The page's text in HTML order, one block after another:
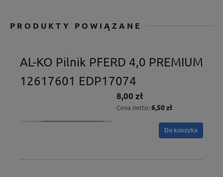
PRODUKTY POWIĄZANE
AL-KO Pilnik PFERD 4,0 PREMIUM
12617601 EDP17074
8,00 zł
Cena netto: 6,50 zł
Do koszyka